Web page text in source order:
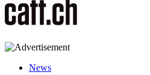
News